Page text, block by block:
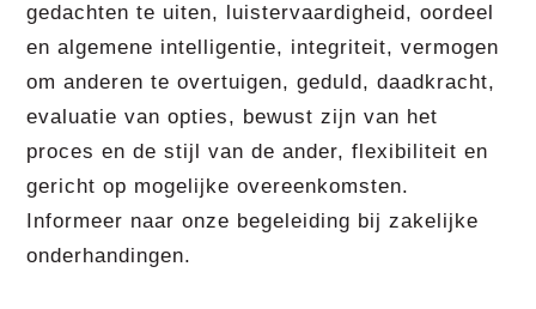
gedachten te uiten, luistervaardigheid, oordeel
en algemene intelligentie, integriteit, vermogen
om anderen te overtuigen, geduld, daadkracht,
evaluatie van opties, bewust zijn van het
proces en de stijl van de ander, flexibiliteit en
gericht op mogelijke overeenkomsten.
Informeer naar onze begeleiding bij zakelijke
onderhandingen.